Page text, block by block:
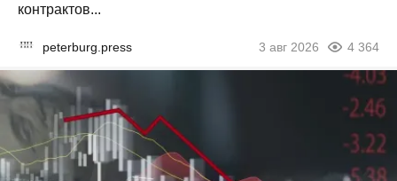
контрактов...
peterburg.press 3 авг 2026 4 364